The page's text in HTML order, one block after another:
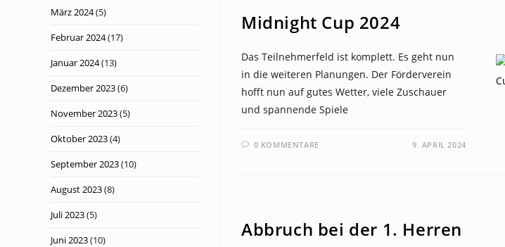
Midnight Cup 2024
Das Teilnehmerfeld ist komplett. Es geht nun
in die weiteren Planungen. Der Förderverein
hofft nun auf gutes Wetter, viele Zuschauer
und spannende Spiele
0 KOMMENTARE 9. APRIL 2024
Abbruch bei der 1. Herren
März 2024(5)
Februar 2024(17)
Januar 2024(13)
Dezember 2023(6)
November 2023(5)
Oktober 2023(4)
September 2023(10)
August 2023(8)
Juli 2023(5)
Juni 2023(10)